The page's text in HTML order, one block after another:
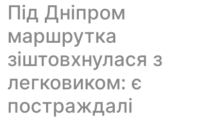
Під Дніпром
маршрутка
зіштовхнулася з
легковиком: є
постраждалі